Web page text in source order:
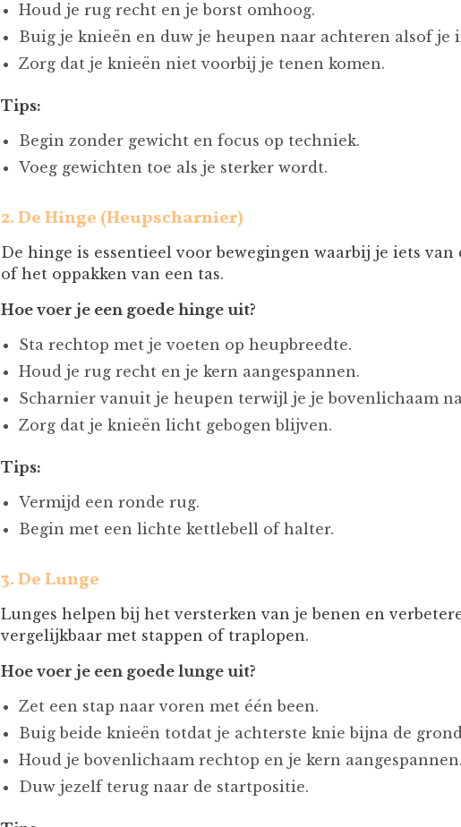
Houd je rug recht en je borst omhoog.
Buig je knieën en duw je heupen naar achteren alsof je
Zorg dat je knieën niet voorbij je tenen komen.
Tips:
Begin zonder gewicht en focus op techniek.
Voeg gewichten toe als je sterker wordt.
2.De Hinge (Heupscharnier)
De hinge is essentieel voor bewegingen waarbij je iets
of het oppakken van een tas.
Hoe voer je een goede hinge uit?
Sta rechtop met je voeten op heupbreedte.
Houd je rug recht en je kern aangespannen.
Scharnier vanuit je heupen terwijl je je bovenlichaam
Zorg dat je knieën licht gebogen blijven.
Tips:
Vermijd een ronde rug.
Begin met een lichte kettlebell of halter.
3.De Lunge
Lunges helpen bij het versterken van je benen en
vergelijkbaar met stappen of traplopen.
Hoe voer je een goede lunge uit?
Zet een stap naar voren met één been.
Buig beide knieën totdat je achterste knie bijna de
Houd je bovenlichaam rechtop en je kern aangespannen.
Duw jezelf terug naar de startpositie.